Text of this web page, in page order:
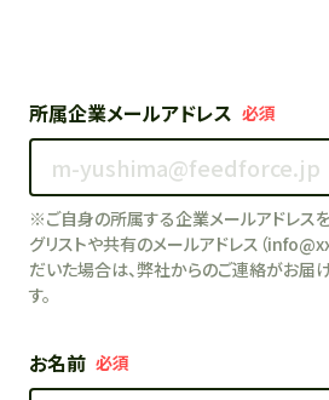
所属企業メールアドレス 必須
※ご自身の所属する企業メールアドレスを
グリストや共有のメールアドレス（
だいた場合は、弊社からのご連絡がお届
す。
お名前 必須